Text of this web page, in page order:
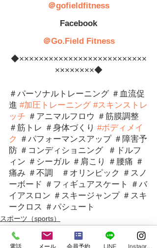
＠gofieldfitness
Facebook
＠Go.Field Fitness
◆××××××××××××××××××××××××××
××××××××◆
＃パーソナルトレーニング ＃血流促
進 #加圧トレーニング #スキンストレ
ッチ ＃アニマルフロウ ＃筋膜調整
＃筋トレ ＃身体づくり #ボディメイ
ク
＃パフォーマンスアップ ＃障害予
防 ＃コンディショニング  ＃ドルフ
ィン ＃シーガル ＃肩こり ＃腰痛 ＃
痛み ＃不調　＃オリンピック ＃スノ
ーボード ＃フィギュアスケート ＃バ
イアスロン ＃スキージャンプ ＃スキ
ークロス ＃パシュート
スポーツ（sports）
電話 メール 会員予約 LINE